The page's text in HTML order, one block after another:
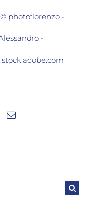
photoflorenzo -
-
stock.adobe.com
Pinterest
E-